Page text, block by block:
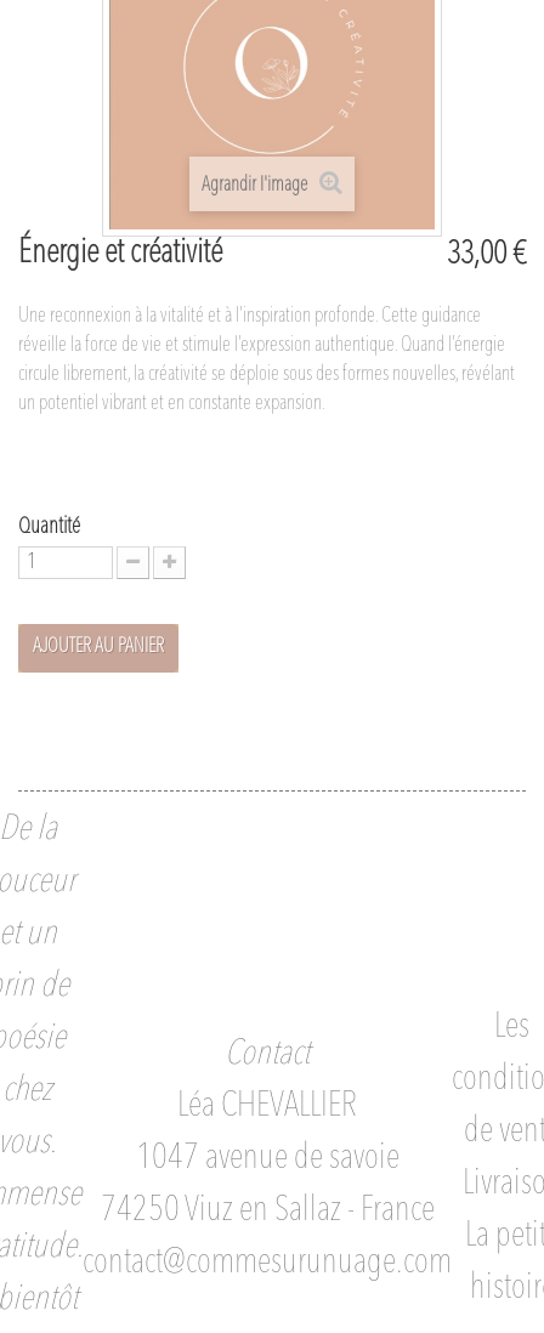
Agrandir l'image
Énergie et créativité 33,00 €
Une reconnexion à la vitalité et à l’inspiration profonde. Cette guidance
réveille la force de vie et stimule l’expression authentique. Quand l’énergie
circule librement, la créativité se déploie sous des formes nouvelles, révélant
un potentiel vibrant et en constante expansion.
Quantité
AJOUTER AU PANIER
la
un
de
chez
Contact
Léa CHEVALLIER
1047 avenue de savoie
74250 Viuz en Sallaz - France
contact@commesurunuage.com
Les
de
La